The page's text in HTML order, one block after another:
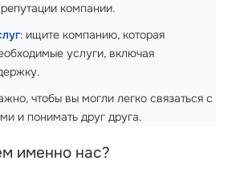
компании.
: ищите компанию, которая
услуги, включая
чтобы вы могли легко связаться с
и понимать друг друга.
именно нас?